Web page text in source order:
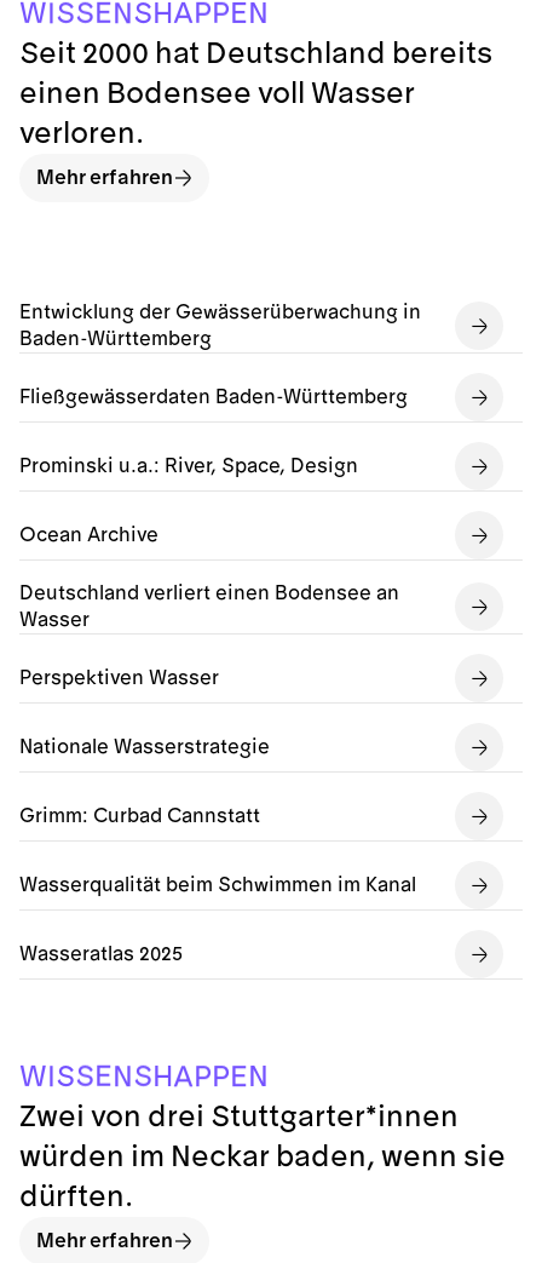
Entwicklung der Gewässerüberwachung in
Baden-Württemberg
Fließgewässerdaten Baden-Württemberg
Prominski u.a.: River, Space, Design
Ocean Archive
Deutschland verliert einen Bodensee an
Wasser
Perspektiven Wasser
Nationale Wasserstrategie
Grimm: Curbad Cannstatt
Wasserqualität beim Schwimmen im Kanal
Wasseratlas 2025
WISSENSHAPPE N
Seit 2000 hat Deutschland bereits
einen Bodensee voll Wasser
verloren.
Mehr erfahren
WISSENS H A PPE N
Zwei von drei Stuttgarter*innen
würden im Neckar baden, wenn sie
dürften.
Mehr erfahren